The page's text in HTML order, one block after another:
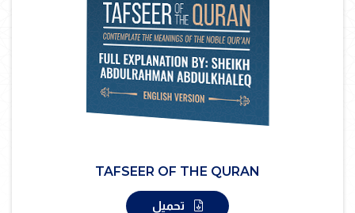
TAFSEER OF THE QURAN
تحميل